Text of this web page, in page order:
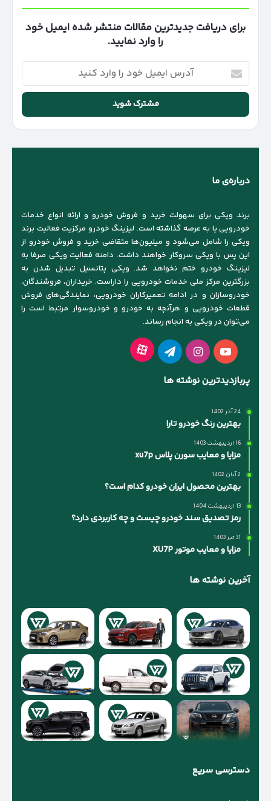
برای دریافت جدیدترین مقالات منتشر شده ایمیل خود
را وارد نمایید.
آدرس
ایمیل
خود
وارد
کنید
درباره‌ی ما
برند ویکی برای سهولت خرید و فروش خودرو و ارائه انواع خدمات
خودرویی پا به عرصه گذاشته است. لیزینگ خودرو مرکزیت فعالیت برند
ویکی را شامل می‌شود و میلیون‌ها متقاضی خرید و فروش خودرو از
این پس با ویکی سروکار خواهند داشت. دامنه فعالیت ویکی صرفا به
لیزینگ خودرو ختم نخواهد شد. ویکی پتانسیل تبدیل شدن به
بزرگترین مرکز ملی خدمات خودرویی را داراست. خریداران، فروشندگان،
خودروسازان و در ادامه تعمیرکاران خودرویی، نمایندگی‌های فروش
قطعات خودرویی و هرآنچه به خودرو و خودروسوار مرتبط است را
می‌توان در ویکی به انجام رساند.
یوتیوباینستاگرام
تلگرام آپارات
پربازدیدترین نوشته ها
24 آذر 1402
بهترین رنگ خودرو تارا
16 اردیبهشت 1403
مزایا و معایب سورن پلاس xu7p
2 آبان 1402
بهترین محصول ایران خودرو کدام است؟
13 اردیبهشت 1404
رمز تصدیق سند خودرو چیست و چه کاربردی دارد؟
31 تیر 1403
مزایا و معایب موتور XU7P
آخرین نوشته ها
دسترسی سریع